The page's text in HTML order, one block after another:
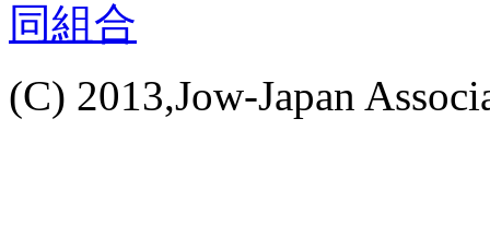
(C) 2013,Jow-Japan